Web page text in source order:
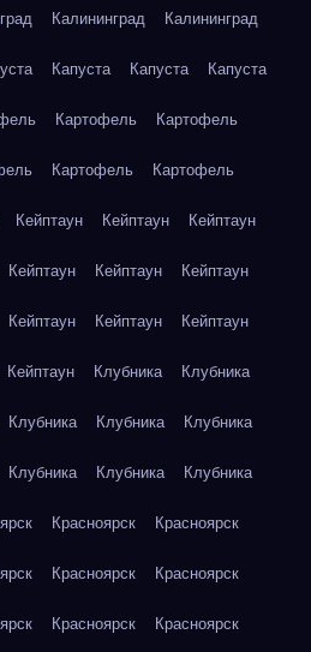
Калининград Калининград
Капуста Капуста Капуста
Картофель Картофель
Картофель Картофель
Кейптаун Кейптаун Кейптаун
Кейптаун Кейптаун Кейптаун
Кейптаун Кейптаун Кейптаун
Кейптаун Клубника Клубника
Клубника Клубника Клубника
Клубника Клубника Клубника
Красноярск Красноярск
Красноярск Красноярск
Красноярск Красноярск